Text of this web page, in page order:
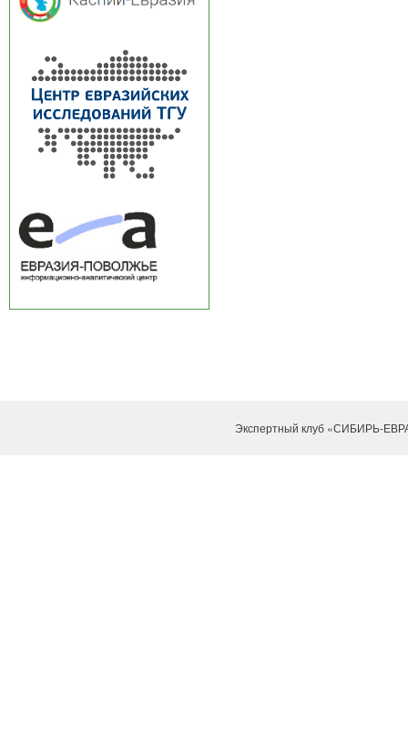
Экспертный клуб «СИБИРЬ-